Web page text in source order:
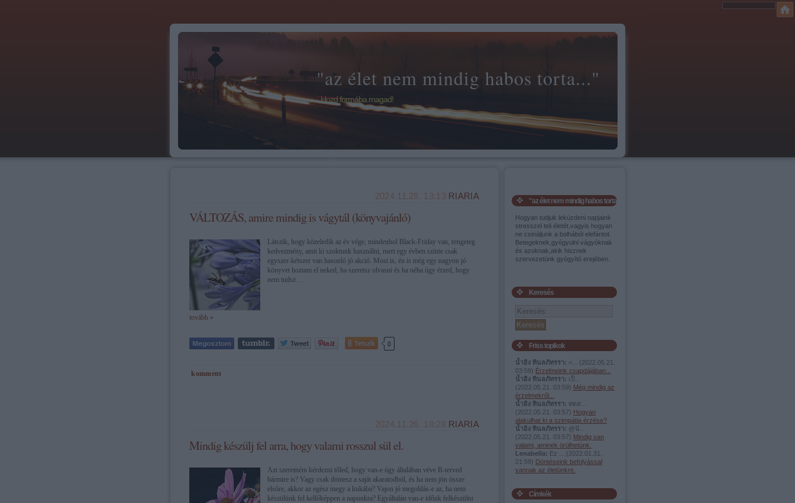
"az élet nem mindig habos torta..."
Hozd formába magad!
"az élet nem mindig habos torta..."
Hogyan tudjuk leküzdeni napjaink
stresszel teli életét,vagyis hogyan
ne csináljunk a bolhából elefántot.
Betegeknek,gyógyulni vágyóknak
és azoknak,akik hisznek
szervezetünk gyógyító erejében.
Keresés
Friss topikok
น้ำอิง ทินลภัทรรา: <... (2022.05.21.
03:59) Érzelmeink csapdájában...
น้ำอิง ทินลภัทรรา: เป็...
(2022.05.21. 03:59) Még mindig az
érzelmekről...
น้ำอิง ทินลภัทรรา: ทดส...
(2022.05.21. 03:57) Hogyan
alakulhat ki a szimpátia érzése?
น้ำอิง ทินลภัทรรา: @น้...
(2022.05.21. 03:57) Mindig van
valami, aminek örülhetünk.
Lenabella: Ez ... (2022.01.31.
21:59) Döntéseink befolyással
vannak az életünkre.
Címkék
2024.11.28. 13:13 RIARIA
VÁLTOZÁS, amire mindig is vágytál (könyvajánló)
Látszik, hogy közeledik az év vége, mindenhol Black-Friday van, rengeteg
kedvezmény, amit ki szoktunk használni, mert egy évben szinte csak
egyszer-kétszer van hasonló jó akció. Most is, én is még egy nagyon jó
könyvet hoztam el neked, ha szeretsz olvasni és ha néha úgy érzed, hogy
nem tudsz…
tovább »
Tetszik 0
komment
2024.11.26. 18:28 RIARIA
Mindig készülj fel arra, hogy valami rosszul sül el.
Azt szeretném kérdezni tőled, hogy van-e úgy általában véve B-terved
bármire is? Vagy csak döntesz a saját akaratodból, és ha nem jön össze
elsőre, akkor az egész megy a kukába? Vajon jó megoldás-e az, ha nem
készülünk fel kellőképpen a napunkra? Egyáltalán van-e időnk felkészülni